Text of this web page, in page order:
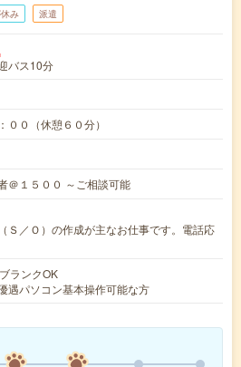
み 派遣
バス10分
００（休憩６０分）
＠１５００ ～ご相談可能
Ｓ／Ｏ）の作成が主なお仕事です。電話応
ランクOK
遇パソコン基本操作可能な方